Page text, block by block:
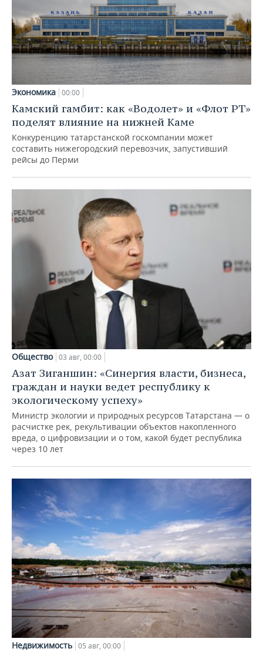
Экономика 00:00
Камский гамбит: как «Водолет» и «Флот РТ»
поделят влияние на нижней Каме
Конкуренцию татарстанской госкомпании может
составить нижегородский перевозчик, запустивший
рейсы до Перми
Общество 03 авг, 00:00
Азат Зиганшин: «Синергия власти, бизнеса,
граждан и науки ведет республику к
экологическому успеху»
Министр экологии и природных ресурсов Татарстана — о
расчистке рек, рекультивации объектов накопленного
вреда, о цифровизации и о том, какой будет республика
через 10 лет
Недвижимость 05 авг, 00:00